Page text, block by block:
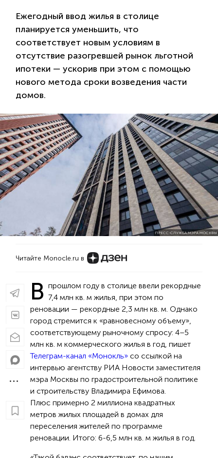
Ежегодный ввод жилья в столице
планируется уменьшить, что
соответствует новым условиям в
отсутствие разогревшей рынок льготной
ипотеки — ускорив при этом с помощью
нового метода сроки возведения части
домов.
ПРЕСС-СЛУЖБА МЭРА МОСКВЫ
Читайте Monocle.ru в
В прошлом году в столице ввели рекордные
7,4 млн кв. м жилья, при этом по
реновации — рекордные 2,3 млн кв. м. Однако
город стремится к «равновесному объему»,
соответствующему рыночному спросу: 4–5
млн кв. м коммерческого жилья в год, пишет
Телеграм-канал «Монокль» со ссылкой на
интервью агентству РИА Новости заместителя
мэра Москвы по градостроительной политике
и строительству Владимира Ефимова.
Плюс примерно 2 миллиона квадратных
метров жилых площадей в домах для
переселения жителей по программе
реновации. Итого: 6-6,5 млн кв. м жилья в год.